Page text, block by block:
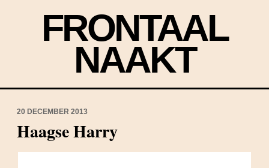
FRONTAAL
NAAKT
20 DECEMBER 2013
Haagse Harry